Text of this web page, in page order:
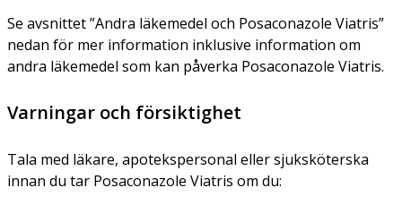
Se avsnittet ”Andra läkemedel och Posaconazole Viatris”
nedan för mer information inklusive information om
andra läkemedel som kan påverka Posaconazole Viatris.
Varningar och försiktighet
Tala med läkare, apotekspersonal eller sjuksköterska
innan du tar Posaconazole Viatris om du: